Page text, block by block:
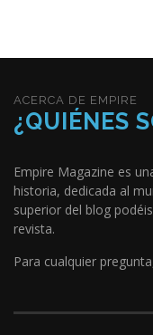
ACERCA DE EMPIRE
¿QUIÉNES
Empire Magazine es
historia, dedicada al
superior del blog
revista.
Para cualquier